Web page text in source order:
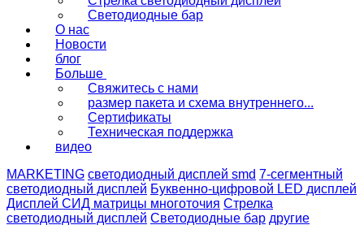
Светодиодные бар
О нас
Новости
блог
Больше
Свяжитесь с нами
размер пакета и схема внутреннего...
Сертификаты
Техническая поддержка
видео
MARKETING светодиодный дисплей smd 7-сегментный
светодиодный дисплей Буквенно-цифровой LED дисплей
Дисплей СИД матрицы многоточия Стрелка
светодиодный дисплей Светодиодные бар другие